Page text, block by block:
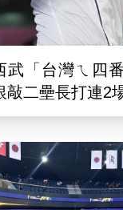
武「台灣ㄟ四
敲二壘長打連2